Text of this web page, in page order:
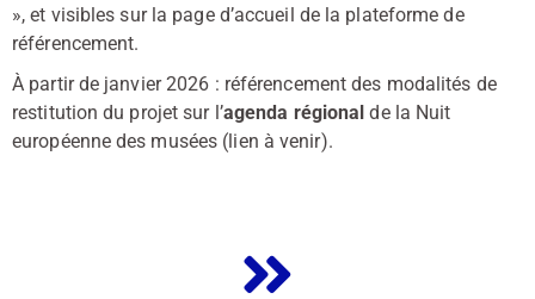
», et visibles sur la page d’accueil de la plateforme de
référencement.
À partir de janvier 2026 : référencement des modalités de
restitution du projet sur l’agenda régional de la Nuit
européenne des musées (lien à venir).